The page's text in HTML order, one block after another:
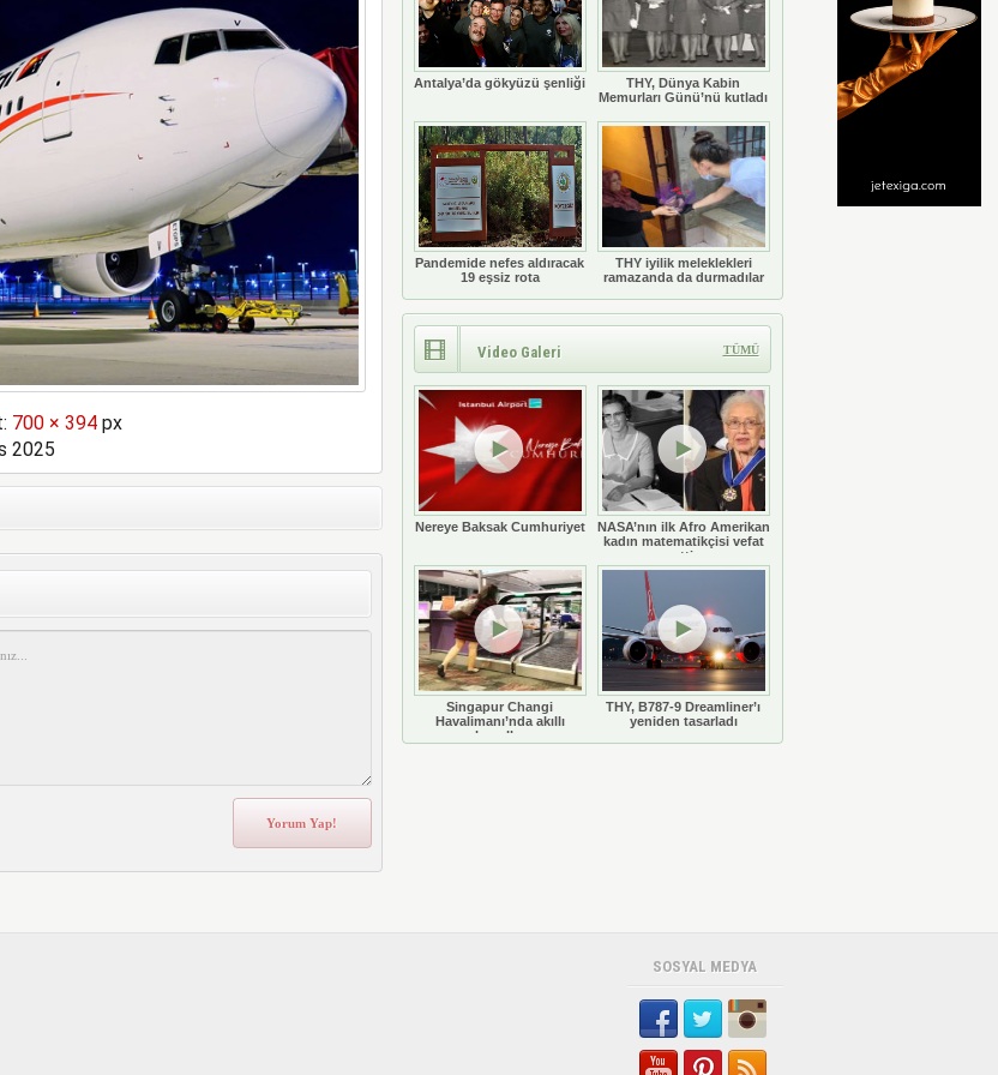
700 × 394px
2025
Antalya’da gökyüzü şenliği
THY, Dünya Kabin
Memurları Günü’nü kutladı
Pandemide nefes aldıracak
19 eşsiz rota
THY iyilik meleklekleri
ramazanda da durmadılar
Video Galeri TÜMÜ
Nereye Baksak Cumhuriyet
NASA’nın ilk Afro Amerikan
kadın matematikçisi vefat
etti
Singapur Changi
Havalimanı’nda akıllı
bavullar
THY, B787-9 Dreamliner’ı
yeniden tasarladı
SOSYAL MEDYA